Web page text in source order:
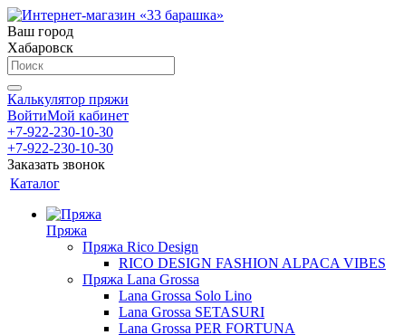
Ваш город
Хабаровск
Калькулятор пряжи
ВойтиМой кабинет
+7-922-230-10-30
+7-922-230-10-30
Заказать звонок
Каталог
Пряжа
Пряжа Rico Design
RICO DESIGN FASHION ALPACA VIBES
Пряжа Lana Grossa
Lana Grossa Solo Lino
Lana Grossa SETASURI
Lana Grossa PER FORTUNA